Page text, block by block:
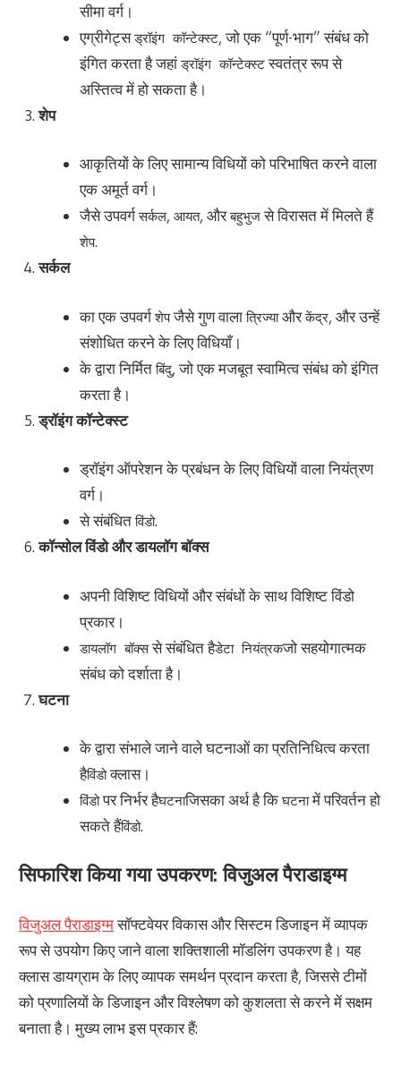
सीमा वर्ग।
एग्रीगेट्सड्रॉइंग कॉन्टेक्स्ट, जो एक “पूर्ण-भाग” संबंध को
इंगित करता है जहांड्रॉइंग कॉन्टेक्स्टस्वतंत्र रूप से
अस्तित्व में हो सकता है।
शेप
आकृतियों के लिए सामान्य विधियों को परिभाषित करने वाला
एक अमूर्त वर्ग।
जैसे उपवर्गसर्कल,आयत, औरबहुभुजसे विरासत में मिलते हैं
शेप.
सर्कल
का एक उपवर्गशेपजैसे गुण वालात्रिज्याऔरकेंद्र, और उन्हें
संशोधित करने के लिए विधियाँ।
के द्वारा निर्मितबिंदु, जो एक मजबूत स्वामित्व संबंध को इंगित
करता है।
ड्रॉइंग कॉन्टेक्स्ट
ड्रॉइंग ऑपरेशन के प्रबंधन के लिए विधियों वाला नियंत्रण
वर्ग।
से संबंधितविंडो.
कॉन्सोल विंडो और डायलॉग बॉक्स
अपनी विशिष्ट विधियों और संबंधों के साथ विशिष्ट विंडो
प्रकार।
डायलॉग बॉक्ससे संबंधित हैडेटा नियंत्रकजो सहयोगात्मक
संबंध को दर्शाता है।
घटना
के द्वारा संभाले जाने वाले घटनाओं का प्रतिनिधित्व करता
हैविंडोक्लास।
विंडोपर निर्भर हैघटनाजिसका अर्थ है किघटनामें परिवर्तन हो
सकते हैंविंडो.
सिफारिश किया गया उपकरण: विजुअल पैराडाइग्म
विजुअल पैराडाइग्मसॉफ्टवेयर विकास और सिस्टम डिजाइन में व्यापक
रूप से उपयोग किए जाने वाला शक्तिशाली मॉडलिंग उपकरण है। यह
क्लास डायग्राम के लिए व्यापक समर्थन प्रदान करता है, जिससे टीमों
को प्रणालियों के डिजाइन और विश्लेषण को कुशलता से करने में सक्षम
बनाता है। मुख्य लाभ इस प्रकार हैं: